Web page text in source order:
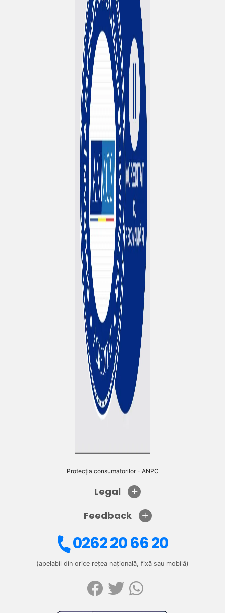
Protecția consumatorilor - ANPC
Legal
Feedback
0262 20 66 20
(apelabil din orice rețea națională, fixă sau mobilă)